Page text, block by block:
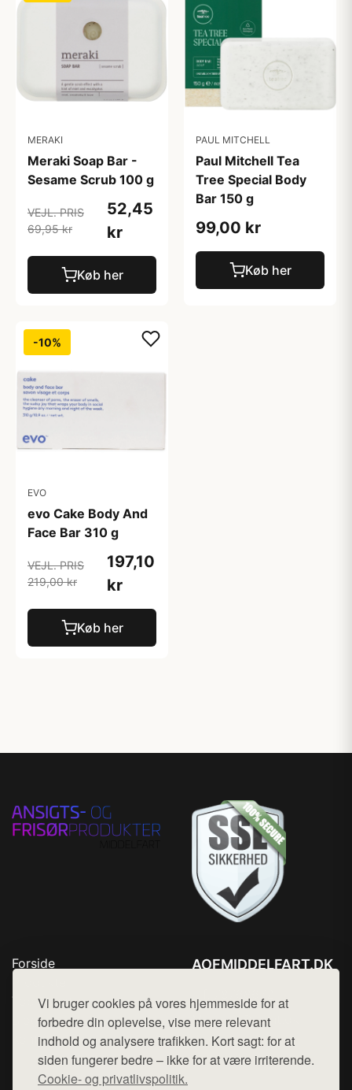
Vi bruger cookies på vores hjemmeside for at
forbedre din oplevelse, vise mere relevant
indhold og analysere trafikken. Kort sagt: for at
siden fungerer bedre – ikke for at være irriterende.
Cookie- og privatlivspolitik.
MERAKI
Meraki Soap Bar -
Sesame Scrub 100 g
VEJL. PRIS
69,95 kr
52,45
kr
Køb her
PAUL MITCHELL
Paul Mitchell Tea
Tree Special Body
Bar 150 g
99,00 kr
Køb her
-10%
EVO
evo Cake Body And
Face Bar 310 g
VEJL. PRIS
219,00 kr
197,10
kr
Køb her
Forside
Top Rabatter
Blog
Kontakt
AOFMIDDELFART.DK
Mail: hej@want.dk
Cookie- og privatlivspolitik